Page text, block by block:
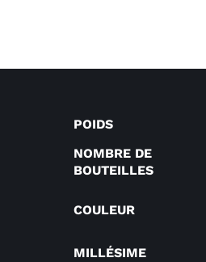
POIDS
NOMBRE DE
BOUTEILLES
COULEUR
MILLÉSIME